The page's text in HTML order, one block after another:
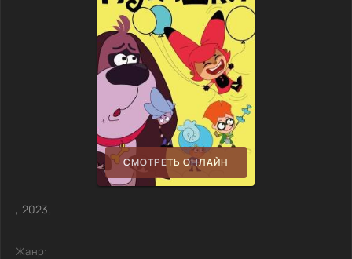
СМОТРЕТЬ ОНЛАЙН
, 2023,
Жанр: